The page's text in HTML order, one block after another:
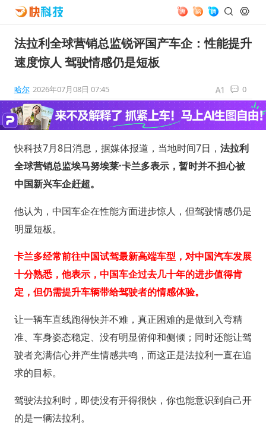
法拉利全球营销总监锐评国产车企：性能提升
速度惊人 驾驶情感仍是短板
哈尔 2026年07月08日 07:45 0
快科技7月8日消息，据媒体报道，当地时间7日， 法拉利
全球营销总监埃马努埃莱·卡兰多表示，暂时并不担心被
中国新兴车企赶超。
他认为，中国车企在性能方面进步惊人，但驾驶情感仍是
明显短板。
卡兰多经常前往中国试驾最新高端车型，对中国汽车发展
十分熟悉，他表示，中国车企过去几十年的进步值得肯
定，但仍需提升车辆带给驾驶者的情感体验。
让一辆车直线跑得快并不难，真正困难的是做到入弯精
准、车身姿态稳定、没有明显俯仰和侧倾；同时还能让驾
驶者充满信心并产生情感共鸣，而这正是法拉利一直在追
求的目标。
驾驶法拉利时，即使没有开得很快，你也能意识到自己开
的是一辆法拉利。